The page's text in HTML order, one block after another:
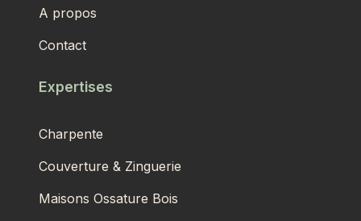
A propos
Contact
Expertises
Charpente
Couverture & Zinguerie
Maisons Ossature Bois